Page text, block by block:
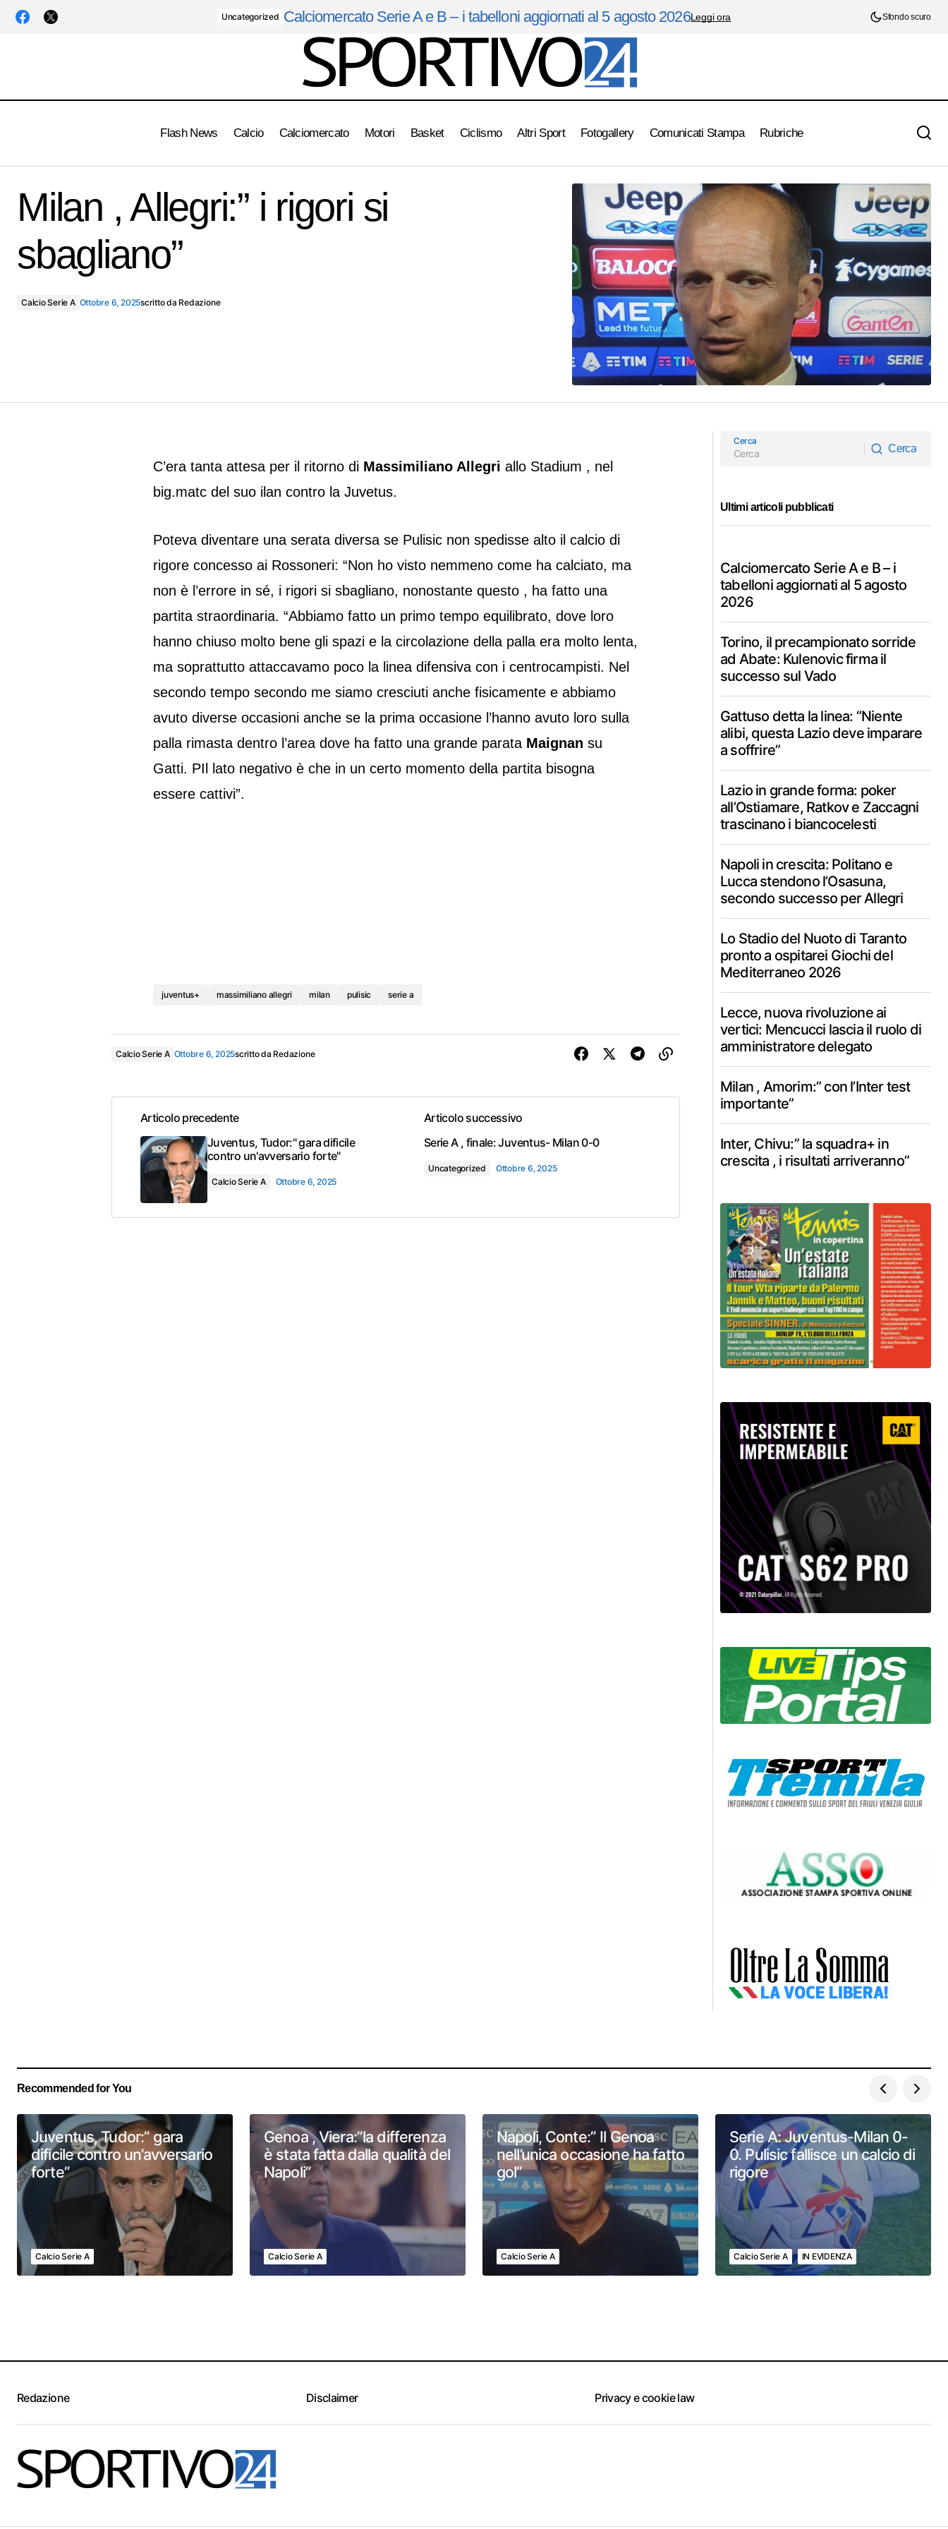
Uncategorized Calciomercato Serie A e B – i tabelloni aggiornati al 5 agosto 2026Leggi ora Sfondo scuro
Flash News Calcio Calciomercato Motori Basket Ciclismo Altri Sport Fotogallery Comunicati Stampa Rubriche
un'avversario forte"
Milan , Allegri:” i rigori si sbagliano” Serie A , finale: Juventus- Milan 0-0
Milan , Allegri:” i rigori si
sbagliano”
Calcio Serie A Ottobre 6, 2025scritto da Redazione
C’era tanta attesa per il ritorno di Massimiliano Allegri allo Stadium , nel
big.matc del suo ilan contro la Juvetus.
Poteva diventare una serata diversa se Pulisic non spedisse alto il calcio di
rigore concesso ai Rossoneri: “Non ho visto nemmeno come ha calciato, ma
non è l’errore in sé, i rigori si sbagliano, nonostante questo , ha fatto una
partita straordinaria. “Abbiamo fatto un primo tempo equilibrato, dove loro
hanno chiuso molto bene gli spazi e la circolazione della palla era molto lenta,
ma soprattutto attaccavamo poco la linea difensiva con i centrocampisti. Nel
secondo tempo secondo me siamo cresciuti anche fisicamente e abbiamo
avuto diverse occasioni anche se la prima occasione l’hanno avuto loro sulla
palla rimasta dentro l’area dove ha fatto una grande parata Maignan su
Gatti. PIl lato negativo è che in un certo momento della partita bisogna
essere cattivi”.
juventus+ massimiliano allegri milan pulisic serie a
Calcio Serie A Ottobre 6, 2025scritto da Redazione
Articolo precedente
Juventus, Tudor:" gara dificile
contro un'avversario forte"
Calcio Serie A Ottobre 6, 2025
Articolo successivo
Serie A , finale: Juventus- Milan 0-0
Uncategorized Ottobre 6, 2025
Cerca
Cerca
Ultimi articoli pubblicati
Calciomercato Serie A e B – i
tabelloni aggiornati al 5 agosto
2026
Torino, il precampionato sorride
ad Abate: Kulenovic firma il
successo sul Vado
Gattuso detta la linea: “Niente
alibi, questa Lazio deve imparare
a soffrire”
Lazio in grande forma: poker
all’Ostiamare, Ratkov e Zaccagni
trascinano i biancocelesti
Napoli in crescita: Politano e
Lucca stendono l’Osasuna,
secondo successo per Allegri
Lo Stadio del Nuoto di Taranto
pronto a ospitarei Giochi del
Mediterraneo 2026
Lecce, nuova rivoluzione ai
vertici: Mencucci lascia il ruolo di
amministratore delegato
Milan , Amorim:” con l’Inter test
importante”
Inter, Chivu:” la squadra+ in
crescita , i risultati arriveranno”
Recommended for You
Juventus, Tudor:” gara
dificile contro un’avversario
forte”
Calcio Serie A
Genoa , Viera:”la differenza
è stata fatta dalla qualità del
Napoli”
Calcio Serie A
Napoli, Conte:” Il Genoa
nell’unica occasione ha fatto
gol”
Calcio Serie A
Serie A: Juventus-Milan 0-
0. Pulisic fallisce un calcio di
rigore
Calcio Serie A IN EVIDENZA
Redazione Disclaimer Privacy e cookie law